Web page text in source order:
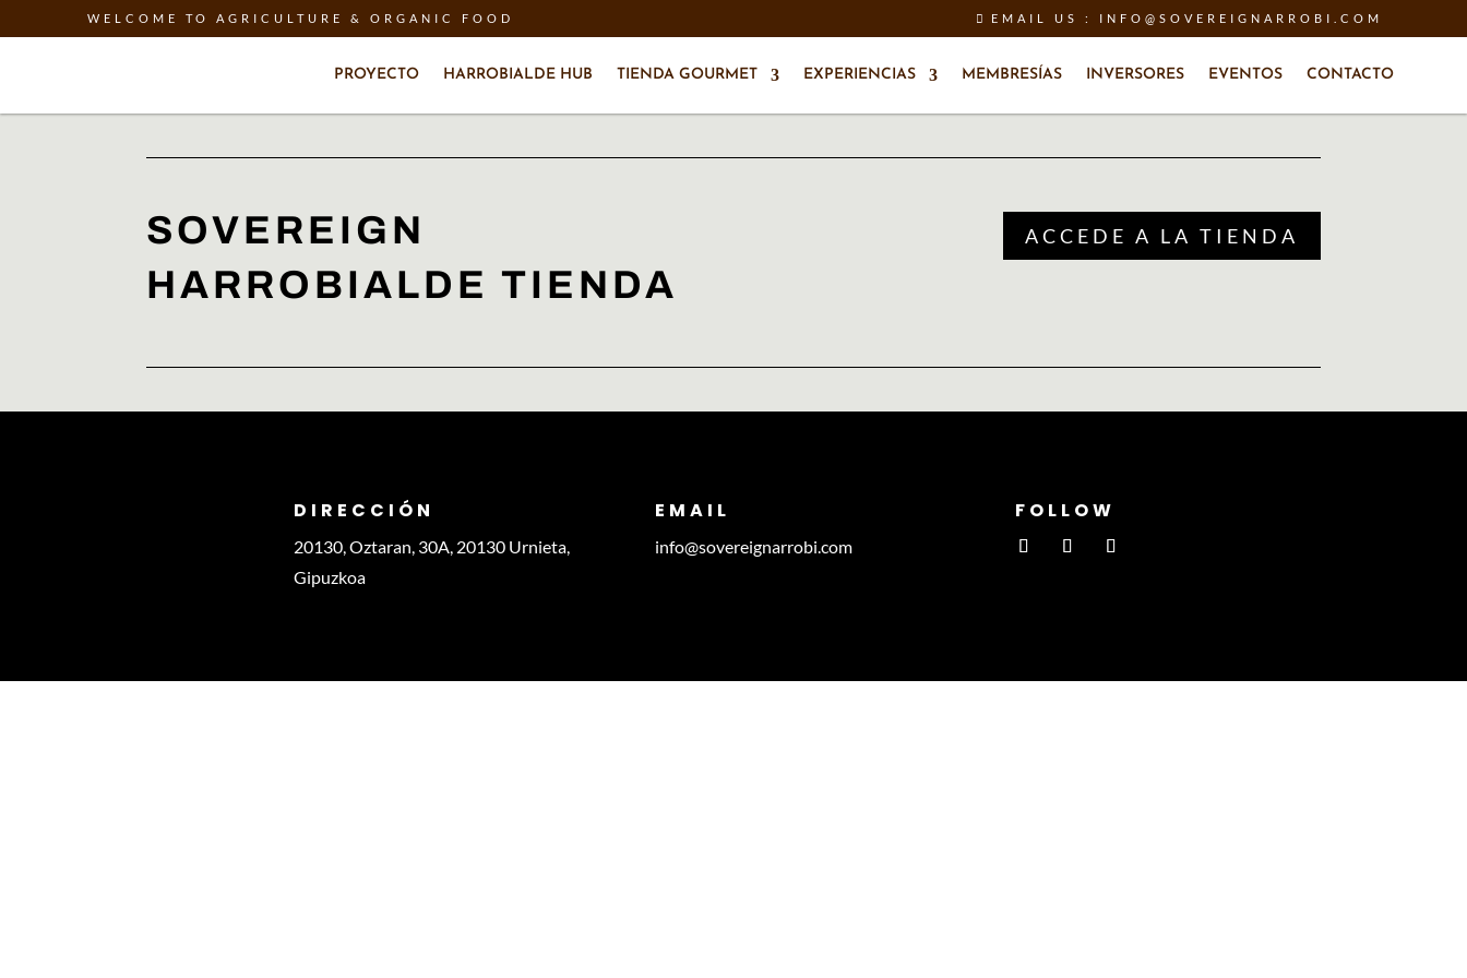
WELCOME TO AGRICULTURE & ORGANIC FOOD EMAIL US : INFO@SOVEREIGNARROBI.COM
PROYECTO HARROBIALDE HUB TIENDA GOURMET EXPERIENCIAS MEMBRESÍAS INVERSORES EVENTOS CONTACTO
SOVEREIGN
HARROBIALDE TIENDA
ACCEDE A LA TIENDA
DIRECCIÓN
20130, Oztaran, 30A, 20130 Urnieta,
Gipuzkoa
EMAIL
info@sovereignarrobi.com
FOLLOW